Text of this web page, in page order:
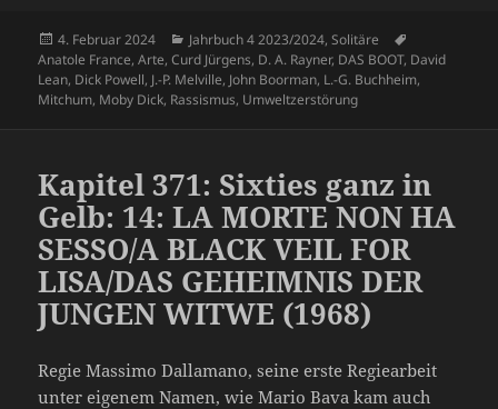
Veröffentlicht
am
4. Februar 2024 Kategorien
Jahrbuch 4 2023/2024,Solitäre
Anatole France,Arte,Curd Jürgens, D. A. Rayner, DAS BOOT, David
Lean, Dick Powell, J.-P. Melville, John Boorman, L.-G. Buchheim,
Mitchum, Moby Dick, Rassismus, Umweltzerstörung
Kapitel 371: Sixties ganz in
Gelb: 14: LA MORTE NON HA
SESSO/A BLACK VEIL FOR
LISA/DAS GEHEIMNIS DER
JUNGEN WITWE (1968)
Regie Massimo Dallamano, seine erste Regiearbeit
unter eigenem Namen, wie Mario Bava kam auch